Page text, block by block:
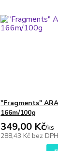
"Fragments"
166m/100g
349,00 Kč/ks
288,43 Kč bez DPH